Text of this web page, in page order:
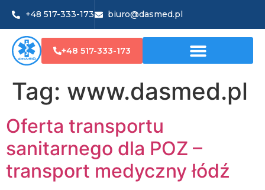
+48 517-333-173 biuro@dasmed.pl
+48 517-333-173
Tag: www.dasmed.pl
Oferta transportu
sanitarnego dla POZ –
transport medyczny łódź